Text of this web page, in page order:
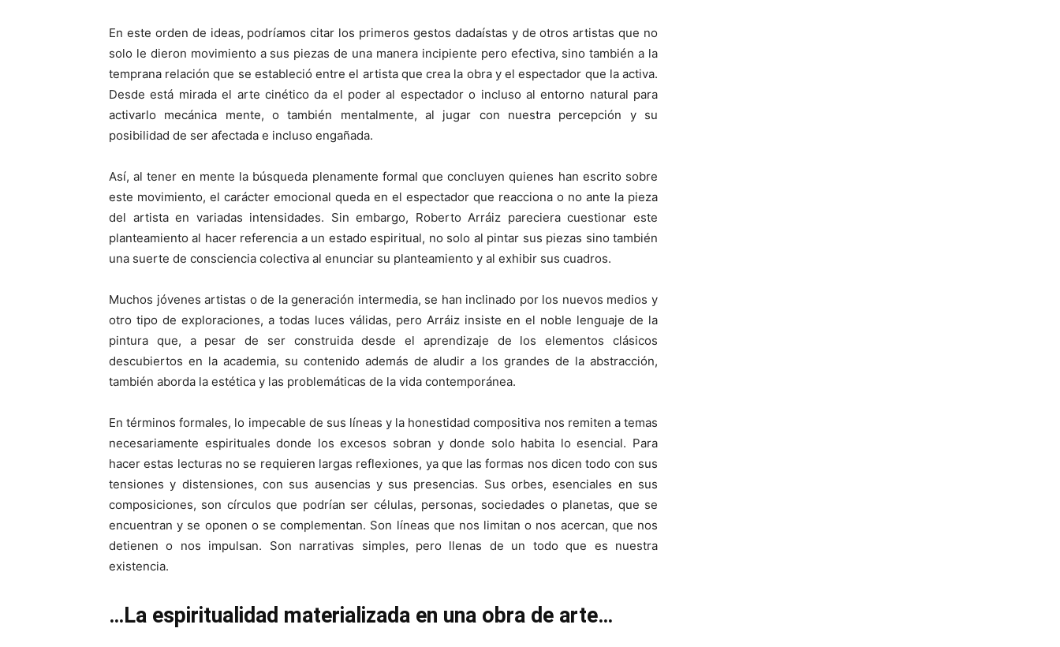
En este orden de ideas, podríamos citar los primeros gestos dadaístas y de otros artistas que no
solo le dieron movimiento a sus piezas de una manera incipiente pero efectiva, sino también a la
temprana relación que se estableció entre el artista que crea la obra y el espectador que la activa.
Desde está mirada el arte cinético da el poder al espectador o incluso al entorno natural para
activarlo mecánica­ mente, o también mentalmente, al jugar con nuestra percepción y su
posibilidad de ser afectada e incluso engañada.
Así, al tener en mente la búsqueda plenamente formal que concluyen quienes han escrito sobre
este movimiento, el carácter emocional queda en el espectador que reacciona o no ante la pieza
del artista en variadas intensidades. Sin embargo, Roberto Arráiz pareciera cuestionar este
planteamiento al hacer referencia a un estado espiritual, no solo al pintar sus piezas sino también
una suerte de consciencia colectiva al enunciar su planteamiento y al exhibir sus cuadros.
Muchos jóvenes artistas o de la generación intermedia, se han inclinado por los nuevos medios y
otro tipo de exploraciones, a todas luces válidas, pero Arráiz insiste en el noble lenguaje de la
pintura que, a pesar de ser construida desde el aprendizaje de los elementos clásicos
descubiertos en la academia, su contenido además de aludir a los grandes de la abstracción,
también aborda la estética y las problemáticas de la vida contemporánea.
En términos formales, lo impecable de sus líneas y la honestidad compositiva nos remiten a temas
necesariamente espirituales donde los excesos sobran y donde solo habita lo esencial. Para
hacer estas lecturas no se requieren largas reflexiones, ya que las formas nos dicen todo con sus
tensiones y distensiones, con sus ausencias y sus presencias. Sus orbes, esenciales en sus
composiciones, son círculos que podrían ser células, personas, sociedades o planetas, que se
encuentran y se oponen o se complementan. Son líneas que nos limitan o nos acercan, que nos
detienen o nos impulsan. Son narrativas simples, pero llenas de un todo que es nuestra
existencia.
…La espiritualidad materializada en una obra de arte…